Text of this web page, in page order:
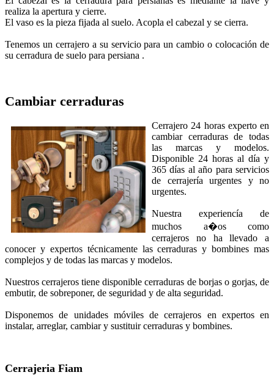
realiza la apertura y cierre.
El vaso es la pieza fijada al suelo. Acopla el cabezal y se cierra.
Tenemos un cerrajero a su servicio para un cambio o colocación de
su cerradura de suelo para persiana .
Cambiar cerraduras
Cerrajero 24 horas experto en
cambiar cerraduras de todas
las marcas y modelos.
Disponible 24 horas al día y
365 días al año para servicios
de cerrajería urgentes y no
urgentes.
Nuestra experiencía de
muchos a�os como
cerrajeros no ha llevado a
conocer y expertos técnicamente las cerraduras y bombines mas
complejos y de todas las marcas y modelos.
Nuestros cerrajeros tiene disponible cerraduras de borjas o gorjas, de
embutir, de sobreponer, de seguridad y de alta seguridad.
Disponemos de unidades móviles de cerrajeros en expertos en
instalar, arreglar, cambiar y sustituir cerraduras y bombines.
Cerrajeria Fiam